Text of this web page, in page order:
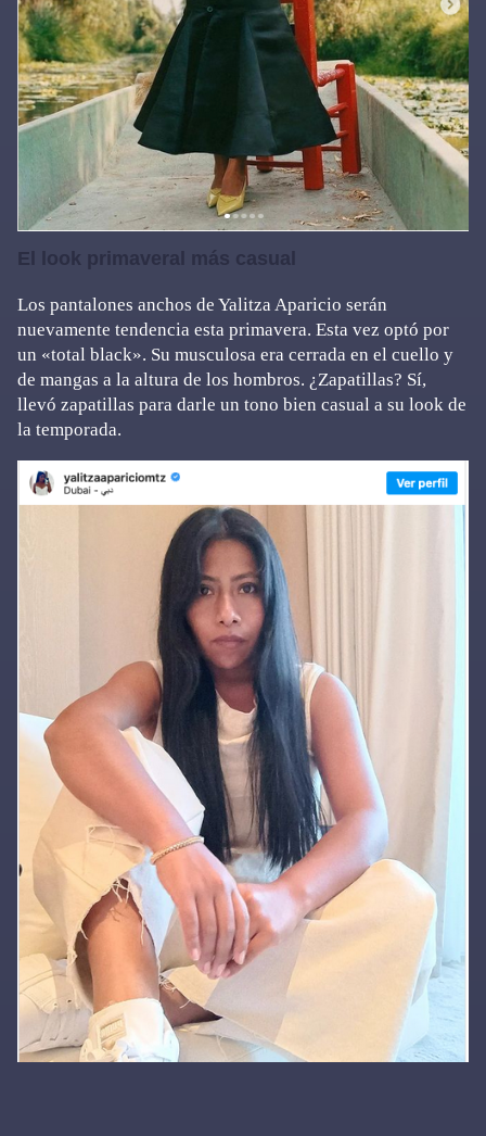
El look primaveral más casual
Los pantalones anchos de Yalitza Aparicio serán
nuevamente tendencia esta primavera. Esta vez optó por
un «total black». Su musculosa era cerrada en el cuello y
de mangas a la altura de los hombros. ¿Zapatillas? Sí,
llevó zapatillas para darle un tono bien casual a su look de
la temporada.